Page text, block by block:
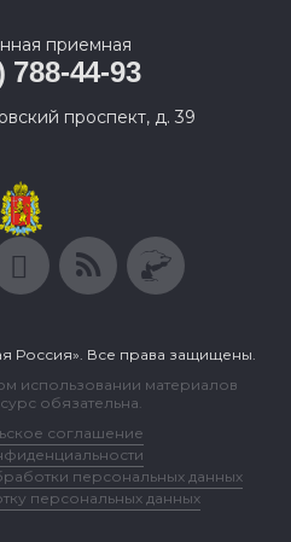
приемная
788-44-93
проспект, д. 39
Россия». Все права защищены.
использовании материалов
обязательна.
соглашение
персональных данных
персональных данных